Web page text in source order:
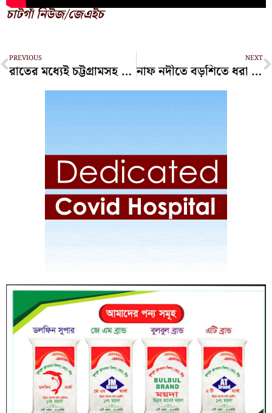
চাটগাঁ নিউজ/জেএইচ
Prev
PREVIOUS
রাতের মধ্যেই চট্টগ্রামসহ দেশের ৮ জেলায় ঝড়ের আভাস
NEXT
নাফ নদীতে বড়শিতে ধরা পড়ল ২৪ কেজির কোরাল